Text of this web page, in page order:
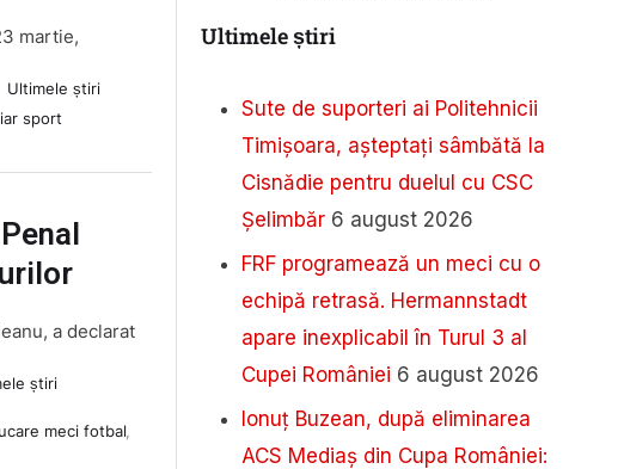
martie,
Ultimele știri
sport
a declarat
știri
meci fotbal
Ultimele știri
Sute de suporteri ai Politehnicii
Timișoara, așteptați sâmbătă la
Cisnădie pentru duelul cu CSC
Șelimbăr 6 august 2026
FRF programează un meci cu o
echipă retrasă. Hermannstadt
apare inexplicabil în Turul 3 al
Cupei României 6 august 2026
Ionuț Buzean, după eliminarea
ACS Mediaș din Cupa României: